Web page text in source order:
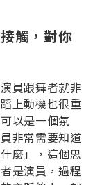
觸，對你
員跟舞者就非
上動機也很重
以是一個氛
非常需要知道
麼」，這個思
是演員，過程